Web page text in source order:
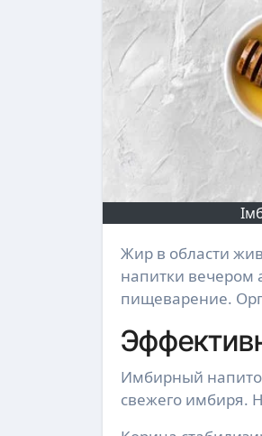
Жир в области живота часто уходит медленнее всего, несмотря на усилия многих. Простые
напитки вечером
пищеварение.
Имбирный
свежего имбиря.